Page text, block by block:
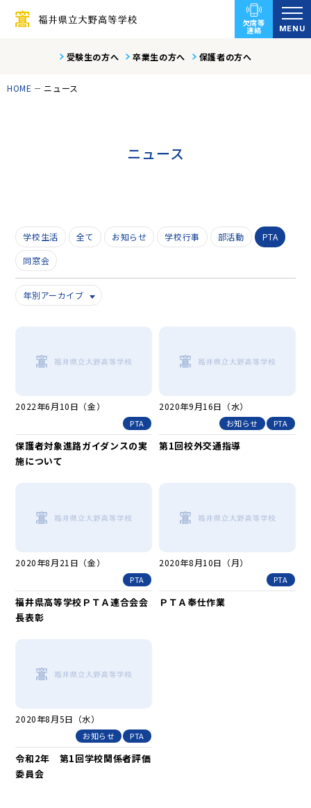
受験生の方へ 卒業生の方へ 保護者の方へ
欠席等
連絡 MENU
HOME ニュース
ニュース
学校生活 全て お知らせ 学校行事 部活動
PTA
同窓会
2022年6月10日（金）
PTA
保護者対象進路ガイダンスの実
施について
2020年9月16日（水）
お知らせ PTA
第1回校外交通指導
2020年8月21日（金）
PTA
福井県高等学校ＰＴＡ連合会会
長表彰
2020年8月10日（月）
PTA
ＰＴＡ奉仕作業
2020年8月5日（水）
お知らせ PTA
令和2年 第1回学校関係者評価
委員会